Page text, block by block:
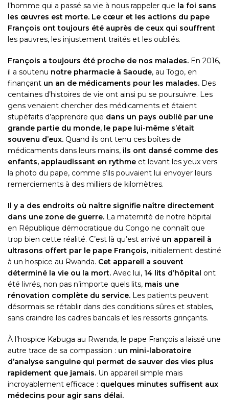
l’homme qui a passé sa vie à nous rappeler que la foi sans
les œuvres est morte. Le cœur et les actions du pape
François ont toujours été auprès de ceux qui souffrent :
les pauvres, les injustement traités et les oubliés.
François a toujours été proche de nos malades. En 2016,
il a soutenu notre pharmacie à Saoude, au Togo, en
finançant un an de médicaments pour les malades. Des
centaines d’histoires de vie ont ainsi pu se poursuivre. Les
gens venaient chercher des médicaments et étaient
stupéfaits d’apprendre que dans un pays oublié par une
grande partie du monde, le pape lui-même s’était
souvenu d’eux. Quand ils ont tenu ces boîtes de
médicaments dans leurs mains, ils ont dansé comme des
enfants, applaudissant en rythme et levant les yeux vers
la photo du pape, comme s’ils pouvaient lui envoyer leurs
remerciements à des milliers de kilomètres.
Il y a des endroits où naître signifie naître directement
dans une zone de guerre. La maternité de notre hôpital
en République démocratique du Congo ne connaît que
trop bien cette réalité. C’est là qu’est arrivé un appareil à
ultrasons offert par le pape François, initialement destiné
à un hospice au Rwanda. Cet appareil a souvent
déterminé la vie ou la mort. Avec lui, 14 lits d’hôpital ont
été livrés, non pas n’importe quels lits, mais une
rénovation complète du service. Les patients peuvent
désormais se rétablir dans des conditions sûres et stables,
sans craindre les cadres bancals et les ressorts grinçants.
À l’hospice Kabuga au Rwanda, le pape François a laissé une
autre trace de sa compassion : un mini-laboratoire
d’analyse sanguine qui permet de sauver des vies plus
rapidement que jamais. Un appareil simple mais
incroyablement efficace : quelques minutes suffisent aux
médecins pour agir sans délai.